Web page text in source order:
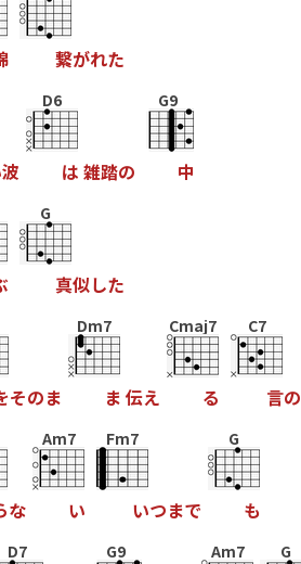
繋がれた
波
D6
は 雑踏の
G9
中
G
真似した
そのま
Dm7
ま 伝え
Cmaj7
る
C7
言の
な
Am7
い
Fm7
いつまで
G
も
D7 G9 Am7 G